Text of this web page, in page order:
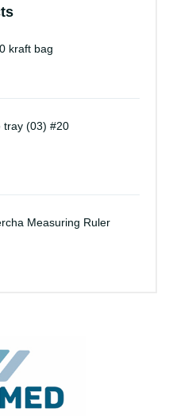
kraft bag
tray (03) #20
Measuring Ruler